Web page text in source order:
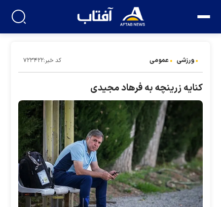
ورزشی عمومی کد خبر:۷۲۳۴۲۲
کنایه زرینچه به فرهاد مجیدی